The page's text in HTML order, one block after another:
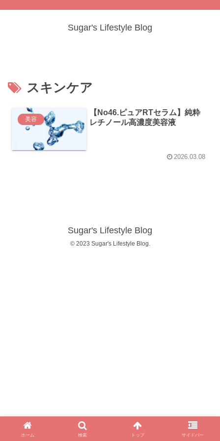
Sugar's Lifestyle Blog
スキンケア
美容
【No46.ピュアRTセラム】純粋
レチノール高濃度美容液
2026.03.08
Sugar's Lifestyle Blog
© 2023 Sugar's Lifestyle Blog.
ホーム 検索 トップ サイドバー